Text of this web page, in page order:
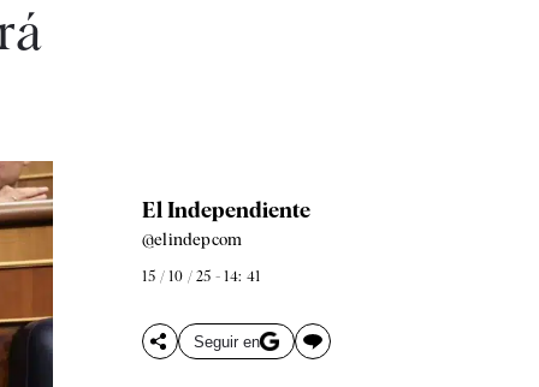
El Independiente
@elindepcom
15 / 10 / 25 - 14: 41
Seguir en